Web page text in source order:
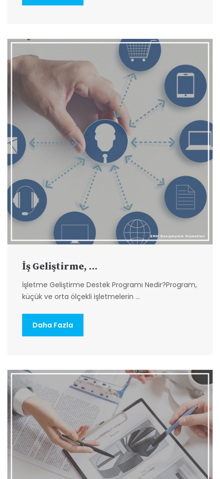
İş Geliştirme, ...
İşletme Geliştirme Destek Programı Nedir?Program,
küçük ve orta ölçekli işletmelerin ...
Daha Fazla